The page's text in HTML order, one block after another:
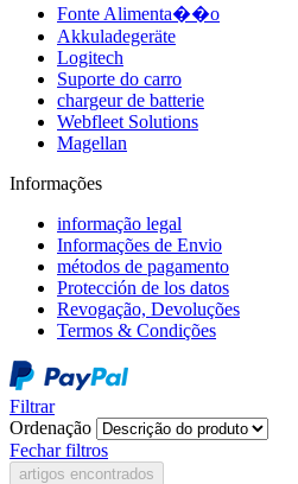
Fonte Alimenta��o
Akkuladegeräte
Logitech
Suporte do carro
chargeur de batterie
Webfleet Solutions
Magellan
Informações
informação legal
Informações de Envio
métodos de pagamento
Protección de los datos
Revogação, Devoluções
Termos & Condições
Filtrar
Ordenação
Fechar filtros
artigos encontrados